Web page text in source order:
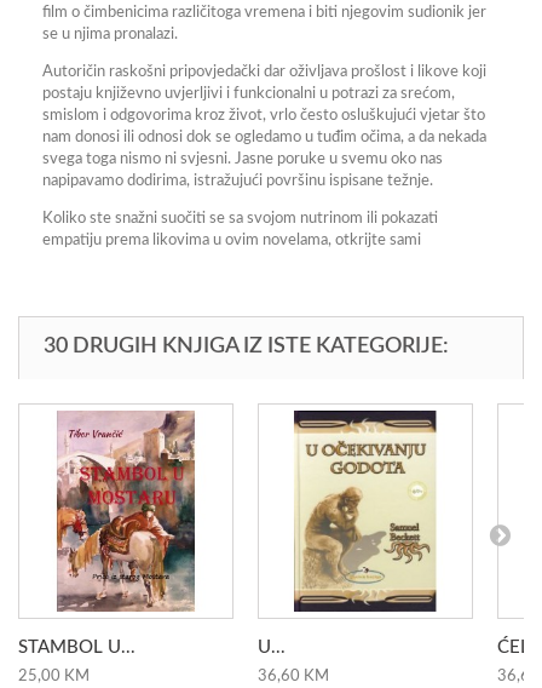
film o čimbenicima različitoga vremena i biti njegovim sudionik jer
se u njima pronalazi.
Autoričin raskošni pripovjedački dar oživljava prošlost i likove koji
postaju književno uvjerljivi i funkcionalni u potrazi za srećom,
smislom i odgovorima kroz život, vrlo često osluškujući vjetar što
nam donosi ili odnosi dok se ogledamo u tuđim očima, a da nekada
svega toga nismo ni svjesni. Jasne poruke u svemu oko nas
napipavamo dodirima, istražujući površinu ispisane težnje.
Koliko ste snažni suočiti se sa svojom nutrinom ili pokazati
empatiju prema likovima u ovim novelama, otkrijte sami
30 DRUGIH KNJIGA IZ ISTE KATEGORIJE:
STAMBOL U...
25,00 KM
U...
36,60 KM 36,60